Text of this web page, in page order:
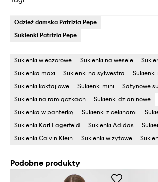
Odzież damska Patrizia Pepe
Sukienki Patrizia Pepe
Sukienki wieczorowe Sukienki na wesele
Sukienka maxi
Sukienki na sylwestra
Sukienki
Sukienki koktajlowe
Sukienki mini
Satynowe
Sukienki na ramiączkach
Sukienki dzianinowe
Sukienka w panterkę
Sukienki z cekinami
Sukienki Karl Lagerfeld
Sukienki Adidas
Sukienki Calvin Klein
Sukienki wizytowe
Podobne produkty